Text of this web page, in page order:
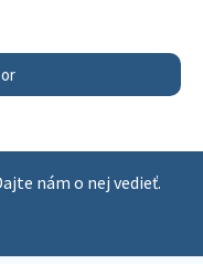
nám o nej vedieť.